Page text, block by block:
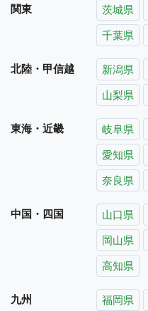
関東 茨城県
千葉県
北陸・甲信越 新潟県
山梨県
東海・近畿 岐阜県
愛知県
奈良県
中国・四国 山口県
岡山県
高知県
九州 福岡県